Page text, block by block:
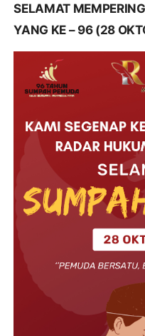
SELAMAT
YANG KE – 96 (28